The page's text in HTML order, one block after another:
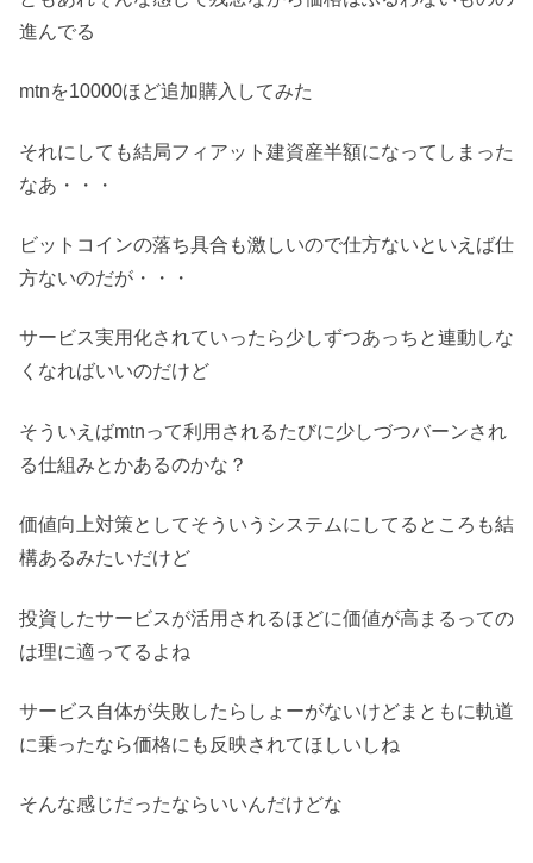
進んでる
mtnを10000ほど追加購入してみた
それにしても結局フィアット建資産半額になってしまった
なあ・・・
ビットコインの落ち具合も激しいので仕方ないといえば仕
方ないのだが・・・
サービス実用化されていったら少しずつあっちと連動しな
くなればいいのだけど
そういえばmtnって利用されるたびに少しづつバーンされ
る仕組みとかあるのかな？
価値向上対策としてそういうシステムにしてるところも結
構あるみたいだけど
投資したサービスが活用されるほどに価値が高まるっての
は理に適ってるよね
サービス自体が失敗したらしょーがないけどまともに軌道
に乗ったなら価格にも反映されてほしいしね
そんな感じだったならいいんだけどな